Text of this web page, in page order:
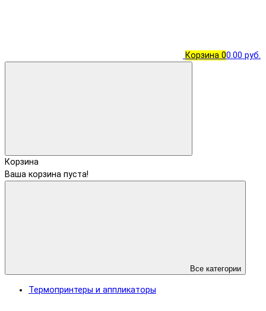
Корзина 00.00 руб.
Корзина
Ваша корзина пуста!
Все категории
Термопринтеры и аппликаторы